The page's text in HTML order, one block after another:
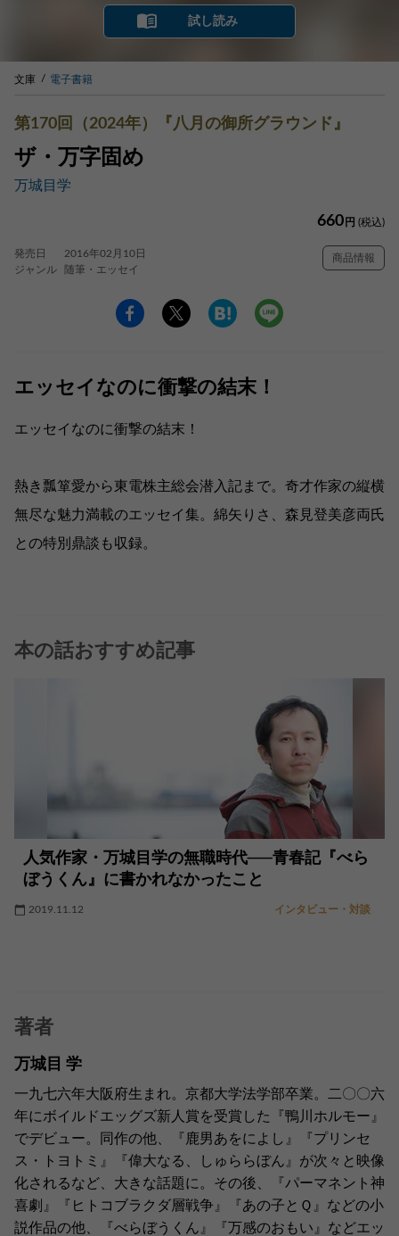
試し読み
文庫 電子書籍
第170回（2024年）『八月の御所グラウンド』
ザ・万字固め
万城目学
660 円 (税込)
発売日
2016年02月10日
ジャンル
随筆・エッセイ
商品情報
エッセイなのに衝撃の結末！
エッセイなのに衝撃の結末！
熱き瓢箪愛から東電株主総会潜入記まで。奇才作家の縦横
無尽な魅力満載のエッセイ集。綿矢りさ、森見登美彦両氏
との特別鼎談も収録。
本の話おすすめ記事
人気作家・万城目学の無職時代──青春記『べら
ぼうくん』に書かれなかったこと
2019.11.12 インタビュー・対談
著者
万城目 学
一九七六年大阪府生まれ。京都大学法学部卒業。二〇〇六
年にボイルドエッグズ新人賞を受賞した『鴨川ホルモー』
でデビュー。同作の他、『鹿男あをによし』『プリンセ
ス・トヨトミ』『偉大なる、しゅららぼん』が次々と映像
化されるなど、大きな話題に。その後、『パーマネント神
喜劇』『ヒトコブラクダ層戦争』『あの子とＱ』などの小
説作品の他、『べらぼうくん』『万感のおもい』などエッ